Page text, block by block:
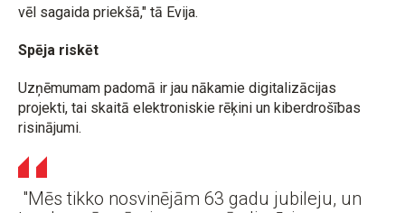
vēl sagaida priekšā," tā Evija.
Spēja riskēt
Uzņēmumam padomā ir jau nākamie digitalizācijas
projekti, tai skaitā elektroniskie rēķini un kiberdrošības
risinājumi.
"Mēs tikko nosvinējām 63 gadu jubileju, un